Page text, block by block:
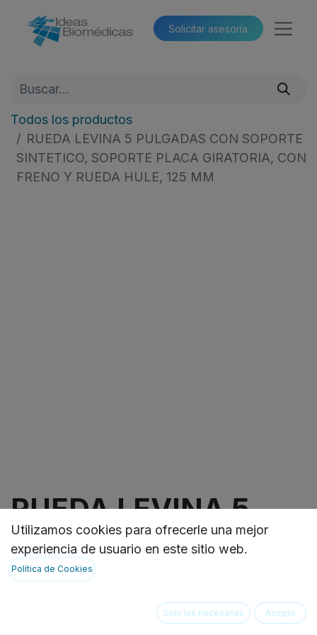
Solicitar asesoría​​
Todos los productos
RUEDA LEVINA 5 PULGADAS CON SOPORTE
SINTETICO, SOPORTE PLACA GIRATORIA, CON
FRENO Y RUEDA HULE, 125 MM
RUEDA LEVINA 5
PULGADAS CON
SOPORTE
SINTETICO,
Utilizamos cookies para ofrecerle una mejor
experiencia de usuario en este sitio web.
Política de Cookies
Solo las necesarias Acepto